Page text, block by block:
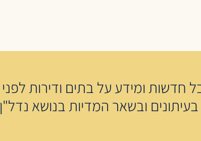
חדשות ומידע על בתים ודירות לפני
ובשאר המדיות בנושא נדל"ן